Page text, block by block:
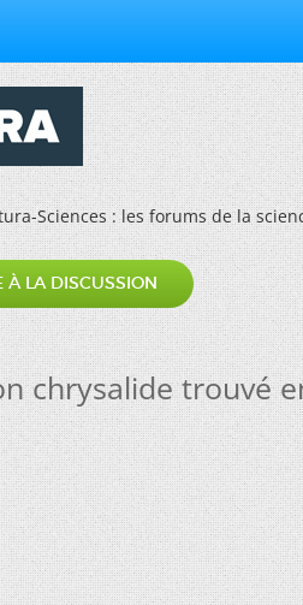
Sciences : les forums de la
À LA DISCUSSION
chrysalide trouvé